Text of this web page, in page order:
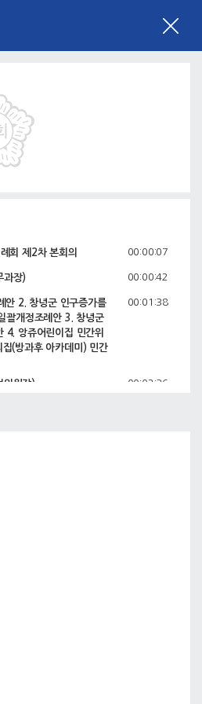
회 제2차 본회의 00:00:07
과장) 00:00:42
안 2. 창녕군 인구증가를
괄개정조례안 3. 창녕군
4. 앙쥬어린이집 민간위
(방과후 아카데미) 민간
00:01:38
위원장) 00:02:36